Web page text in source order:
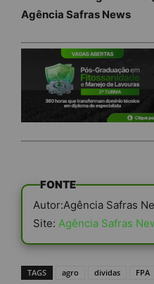
Agência Safras News
FONTE
Autor:Agência Safras
Site: Agência Safras
TAGS agro dividas FPA